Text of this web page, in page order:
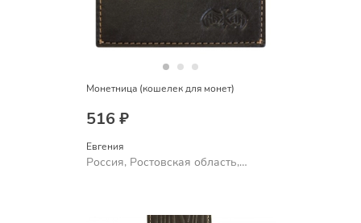
Монетница (кошелек для монет)
516 ₽
Евгения
Россия, Ростовская область,